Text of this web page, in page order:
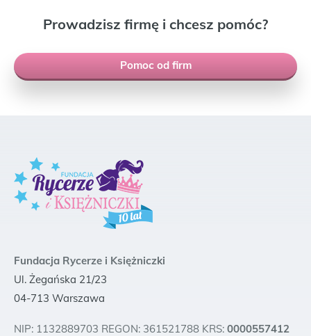
Prowadzisz firmę i chcesz pomóc?
Pomoc od firm
Fundacja Rycerze i Księżniczki
Ul. Żegańska 21/23
04-713 Warszawa
NIP: 1132889703 REGON: 361521788 KRS: 0000557412